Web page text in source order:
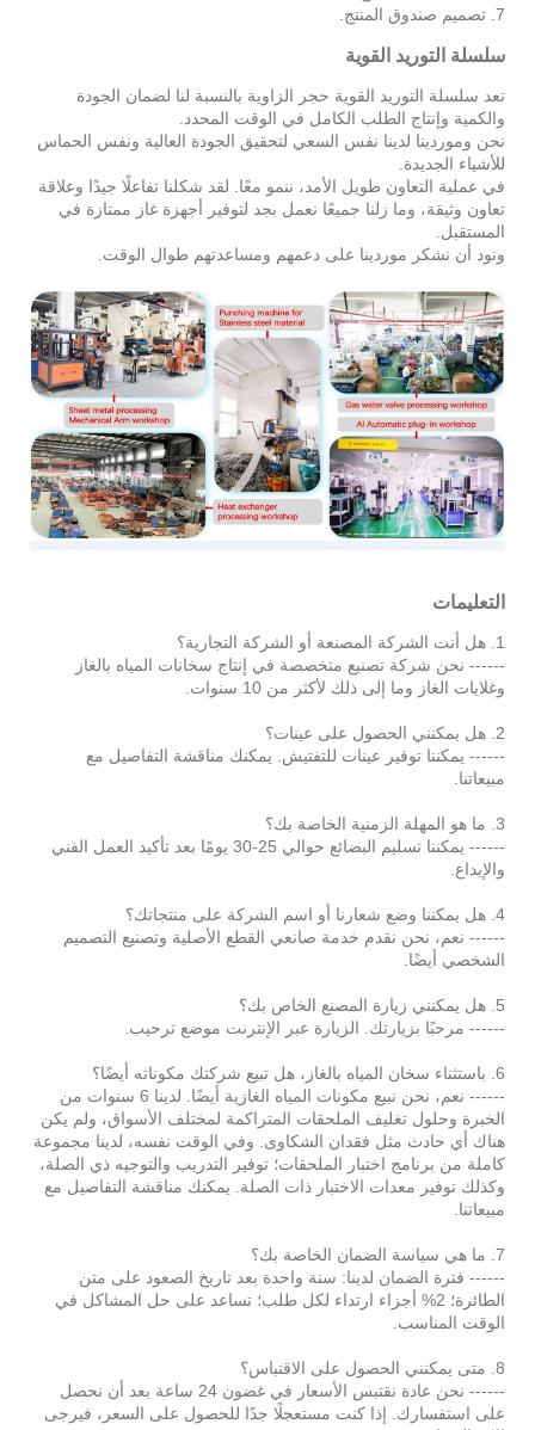
7. تصميم صندوق المنتج.
سلسلة التوريد القوية
تعد سلسلة التوريد القوية حجر الزاوية بالنسبة لنا لضمان الجودة
والكمية وإنتاج الطلب الكامل في الوقت المحدد.
نحن وموردينا لدينا نفس السعي لتحقيق الجودة العالية ونفس الحماس
للأشياء الجديدة.
في عملية التعاون طويل الأمد، ننمو معًا. لقد شكلنا تفاعلًا جيدًا وعلاقة
تعاون وثيقة، وما زلنا جميعًا نعمل بجد لتوفير أجهزة غاز ممتازة في
المستقبل.
ونود أن نشكر موردينا على دعمهم ومساعدتهم طوال الوقت.
التعليمات
1. هل أنت الشركة المصنعة أو الشركة التجارية؟
------ نحن شركة تصنيع متخصصة في إنتاج سخانات المياه بالغاز
وغلايات الغاز وما إلى ذلك لأكثر من 10 سنوات.
2. هل يمكنني الحصول على عينات؟
------ يمكننا توفير عينات للتفتيش. يمكنك مناقشة التفاصيل مع
مبيعاتنا.
3. ما هو المهلة الزمنية الخاصة بك؟
------ يمكننا تسليم البضائع حوالي 25-30 يومًا بعد تأكيد العمل الفني
والإيداع.
4. هل يمكننا وضع شعارنا أو اسم الشركة على منتجاتك؟
------ نعم، نحن نقدم خدمة صانعي القطع الأصلية وتصنيع التصميم
الشخصي أيضًا.
5. هل يمكنني زيارة المصنع الخاص بك؟
------ مرحبًا بزيارتك. الزيارة عبر الإنترنت موضع ترحيب.
6. باستثناء سخان المياه بالغاز، هل تبيع شركتك مكوناته أيضًا؟
------ نعم، نحن نبيع مكونات المياه الغازية أيضًا. لدينا 6 سنوات من
الخبرة وحلول تغليف الملحقات المتراكمة لمختلف الأسواق، ولم يكن
هناك أي حادث مثل فقدان الشكاوى. وفي الوقت نفسه، لدينا مجموعة
كاملة من برنامج اختبار الملحقات؛ توفير التدريب والتوجيه ذي الصلة،
وكذلك توفير معدات الاختبار ذات الصلة. يمكنك مناقشة التفاصيل مع
مبيعاتنا.
7. ما هي سياسة الضمان الخاصة بك؟
------ فترة الضمان لدينا: سنة واحدة بعد تاريخ الصعود على متن
الطائرة؛ 2% أجزاء ارتداء لكل طلب؛ تساعد على حل المشاكل في
الوقت المناسب.
8. متى يمكنني الحصول على الاقتباس؟
------ نحن عادة نقتبس الأسعار في غضون 24 ساعة بعد أن نحصل
على استفسارك. إذا كنت مستعجلًا جدًا للحصول على السعر، فيرجى